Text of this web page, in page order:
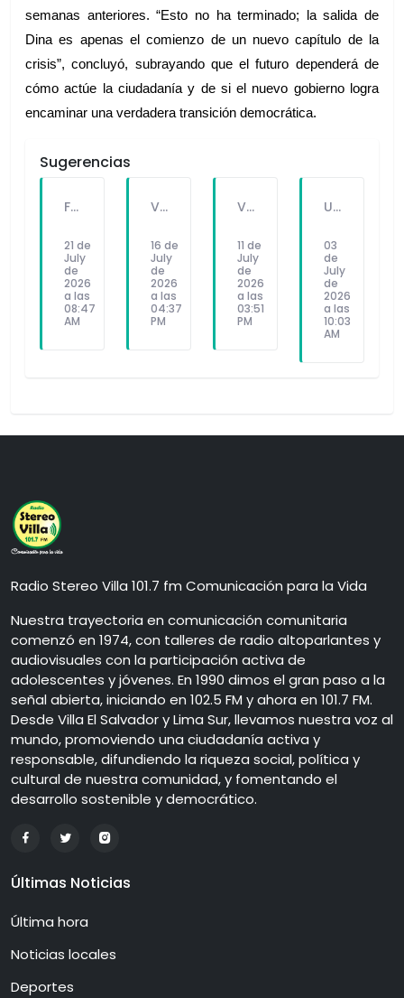
semanas anteriores. “Esto no ha terminado; la salida de
Dina es apenas el comienzo de un nuevo capítulo de la
crisis”, concluyó, subrayando que el futuro dependerá de
cómo actúe la ciudadanía y de si el nuevo gobierno logra
encaminar una verdadera transición democrática.
Sugerencias
FALLECE FORTUNATO CHUQUITAYPE ANDRADE, “EL CHOLO”, REFERENTE DE LA SOLIDARIDAD Y LA CULTURA EN VILLA EL SALVADOR
21 de
July
de
2026
a las
08:47
AM
VILLA EL SALVADOR RECIBE A ANA CORREA PARA PRESENTAR LIBRO SOBRE MEMORIA, TEATRO Y RESISTENCIA DURANTE EL CONFLICTO ARMADO INTERNO.
16 de
July
de
2026
a las
04:37
PM
VILLA EL SALVADOR: EL ALCALDE GUIDO IÑIGO PERALTA PRIORIZÓ CONCIERTO DE SOMOS PERÚ Y NO ASISTIÓ AL DESFILE ESCOLAR CÍVICO CULTURAL 2026
11 de
July
de
2026
a las
03:51
PM
UNIVERSIDAD SEÑOR DE SIPÁN PRESENTÓ ROBOT HUMANOIDE DE ÚLTIMA GENERACIÓN PARA FORTALECER LA INVESTIGACIÓN Y LA FORMACIÓN ACADÉMICA
03
de
July
de
2026
a las
10:03
AM
Radio Stereo Villa 101.7 fm Comunicación para la Vida
Nuestra trayectoria en comunicación comunitaria
comenzó en 1974, con talleres de radio altoparlantes y
audiovisuales con la participación activa de
adolescentes y jóvenes. En 1990 dimos el gran paso a la
señal abierta, iniciando en 102.5 FM y ahora en 101.7 FM.
Desde Villa El Salvador y Lima Sur, llevamos nuestra voz al
mundo, promoviendo una ciudadanía activa y
responsable, difundiendo la riqueza social, política y
cultural de nuestra comunidad, y fomentando el
desarrollo sostenible y democrático.
Últimas Noticias
Última hora
Noticias locales
Deportes